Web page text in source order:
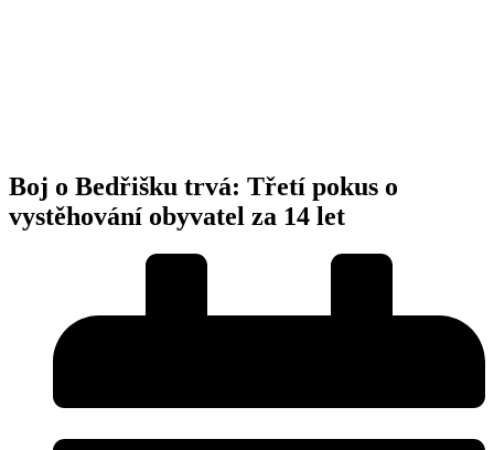
Boj o Bedřišku trvá: Třetí pokus o
vystěhování obyvatel za 14 let